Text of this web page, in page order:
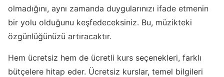
olmadığını, aynı zamanda duygularınızı ifade etmenin
bir yolu olduğunu keşfedeceksiniz. Bu, müzikteki
özgünlüğünüzü artıracaktır.
Hem ücretsiz hem de ücretli kurs seçenekleri, farklı
bütçelere hitap eder. Ücretsiz kurslar, temel bilgileri